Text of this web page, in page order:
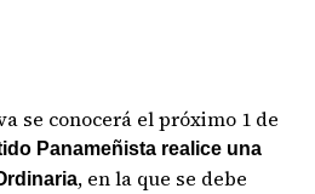
se conocerá el próximo 1 de
Panameñista realice una
, en la que se debe